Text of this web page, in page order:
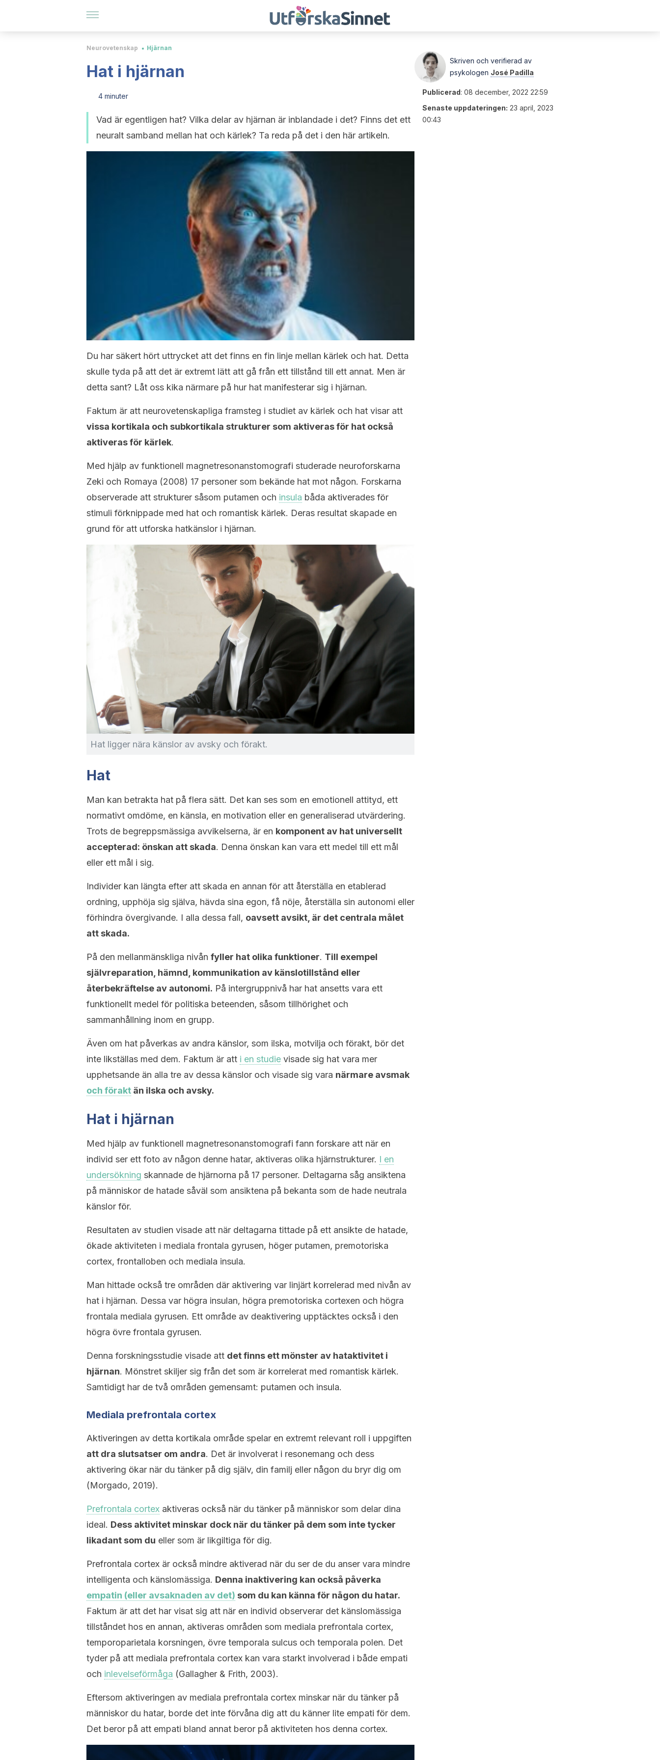
Neurovetenskap Hjärnan
Hat i hjärnan
4 minuter
Vad är egentligen hat? Vilka delar av hjärnan är inblandade i det? Finns det ett
neuralt samband mellan hat och kärlek? Ta reda på det i den här artikeln.
Du har säkert hört uttrycket att det finns en fin linje mellan kärlek och hat. Detta
skulle tyda på att det är extremt lätt att gå från ett tillstånd till ett annat. Men är
detta sant? Låt oss kika närmare på hur hat manifesterar sig i hjärnan.
Faktum är att neurovetenskapliga framsteg i studiet av kärlek och hat visar att
vissa kortikala och subkortikala strukturer som aktiveras för hat också
aktiveras för kärlek.
Med hjälp av funktionell magnetresonanstomografi studerade neuroforskarna
Zeki och Romaya (2008) 17 personer som bekände hat mot någon. Forskarna
observerade att strukturer såsom putamen och insula båda aktiverades för
stimuli förknippade med hat och romantisk kärlek. Deras resultat skapade en
grund för att utforska hatkänslor i hjärnan.
Hat ligger nära känslor av avsky och förakt.
Hat
Man kan betrakta hat på flera sätt. Det kan ses som en emotionell attityd, ett
normativt omdöme, en känsla, en motivation eller en generaliserad utvärdering.
Trots de begreppsmässiga avvikelserna, är en komponent av hat universellt
accepterad: önskan att skada. Denna önskan kan vara ett medel till ett mål
eller ett mål i sig.
Individer kan längta efter att skada en annan för att återställa en etablerad
ordning, upphöja sig själva, hävda sina egon, få nöje, återställa sin autonomi eller
förhindra övergivande. I alla dessa fall, oavsett avsikt, är det centrala målet
att skada.
På den mellanmänskliga nivån fyller hat olika funktioner. Till exempel
självreparation, hämnd, kommunikation av känslotillstånd eller
återbekräftelse av autonomi. På intergruppnivå har hat ansetts vara ett
funktionellt medel för politiska beteenden, såsom tillhörighet och
sammanhållning inom en grupp.
Även om hat påverkas av andra känslor, som ilska, motvilja och förakt, bör det
inte likställas med dem. Faktum är att i en studie visade sig hat vara mer
upphetsande än alla tre av dessa känslor och visade sig vara närmare avsmak
och förakt än ilska och avsky.
Hat i hjärnan
Med hjälp av funktionell magnetresonanstomografi fann forskare att när en
individ ser ett foto av någon denne hatar, aktiveras olika hjärnstrukturer. I en
undersökning skannade de hjärnorna på 17 personer. Deltagarna såg ansiktena
på människor de hatade såväl som ansiktena på bekanta som de hade neutrala
känslor för.
Resultaten av studien visade att när deltagarna tittade på ett ansikte de hatade,
ökade aktiviteten i mediala frontala gyrusen, höger putamen, premotoriska
cortex, frontalloben och mediala insula.
Man hittade också tre områden där aktivering var linjärt korrelerad med nivån av
hat i hjärnan. Dessa var högra insulan, högra premotoriska cortexen och högra
frontala mediala gyrusen. Ett område av deaktivering upptäcktes också i den
högra övre frontala gyrusen.
Denna forskningsstudie visade att det finns ett mönster av hataktivitet i
hjärnan. Mönstret skiljer sig från det som är korrelerat med romantisk kärlek.
Samtidigt har de två områden gemensamt: putamen och insula.
Mediala prefrontala cortex
Aktiveringen av detta kortikala område spelar en extremt relevant roll i uppgiften
att dra slutsatser om andra. Det är involverat i resonemang och dess
aktivering ökar när du tänker på dig själv, din familj eller någon du bryr dig om
(Morgado, 2019).
Prefrontala cortex aktiveras också när du tänker på människor som delar dina
ideal. Dess aktivitet minskar dock när du tänker på dem som inte tycker
likadant som du eller som är likgiltiga för dig.
Prefrontala cortex är också mindre aktiverad när du ser de du anser vara mindre
intelligenta och känslomässiga. Denna inaktivering kan också påverka
empatin (eller avsaknaden av det) som du kan känna för någon du hatar.
Faktum är att det har visat sig att när en individ observerar det känslomässiga
tillståndet hos en annan, aktiveras områden som mediala prefrontala cortex,
temporoparietala korsningen, övre temporala sulcus och temporala polen. Det
tyder på att mediala prefrontala cortex kan vara starkt involverad i både empati
och inlevelseförmåga (Gallagher & Frith, 2003).
Eftersom aktiveringen av mediala prefrontala cortex minskar när du tänker på
människor du hatar, borde det inte förvåna dig att du känner lite empati för dem.
Det beror på att empati bland annat beror på aktiviteten hos denna cortex.
Skriven och verifierad av
psykologen José Padilla
Publicerad: 08 december, 2022 22:59
Senaste uppdateringen: 23 april, 2023
00:43